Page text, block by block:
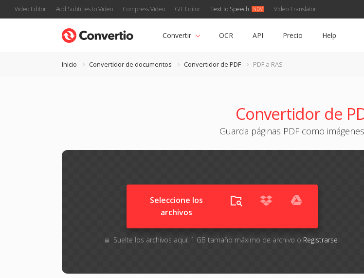
Video Editor Add Subtitles to Video Compress Video GIF Editor Text to Speech Video Translator
Convertir OCR API Precio Help
Inicio Convertidor de documentos Convertidor de PDF PDF a RAS
Convertidor de
Guarda páginas PDF como
Seleccione los
archivos
Suelte los archivos aquí. 1 GB tamaño máximo de archivo o Registrarse